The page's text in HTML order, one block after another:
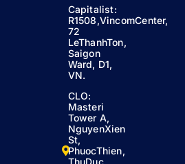
Capitalist:
R1508,VincomCenter,
72
LeThanhTon,
Saigon
Ward, D1,
VN.
CLO:
Masteri
Tower A,
NguyenXien
St,
PhuocThien,
ThuDuc